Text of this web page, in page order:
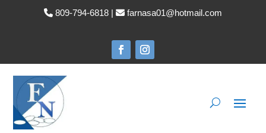
809-794-6818 | farnasa01@hotmail.com